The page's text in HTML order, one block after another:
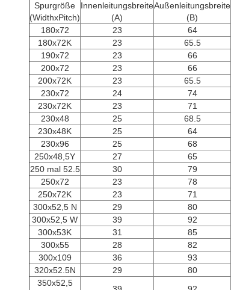
Spurgröße
(WidthxPitch)
Innenleitungsbreite
(A)
Außenleitungsbreite
(B)
180x72
23 64
180x72K
23 65.5
190x72
23 66
200x72
23 66
200x72K
23 65.5
230x72
24 74
230x72K
23 71
230x48
25 68.5
230x48K
25 64
230x96
25 68
250x48,5Y
27 65
250 mal 52.5
30 79
250x72
23 78
250x72K
23 71
300x52,5 N
29 80
300x52,5 W
39 92
300x53K
31 85
300x55
28 82
300x109
36 93
320x52.5N
29 80
350x52,5